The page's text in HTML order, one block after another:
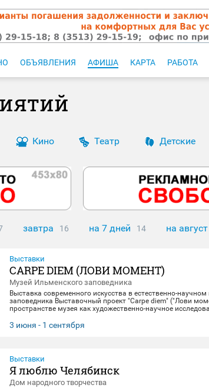
ОБЪЯВЛЕНИЯ АФИША КАРТА РАБОТА
Кино Театр Детские
завтра 16 на 7 дней 14 на август
Выставки
CARPE DIEM (ЛОВИ МОМЕНТ)
Музей Ильменского заповедника
Выставка современного искусства в естественно-
заповедника Выставочный проект "Carpe diem" ("Лови
пространстве музея как художественно-научное
концептуального искусства, экспозиция предлагает
"здесь и сейчас", чтобы заглянуть одновременно в
3 июня - 1 сентября
Выставки
Я люблю Челябинск
Дом народного творчества